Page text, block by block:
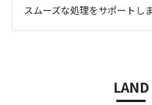
スムーズな処理をサポートしま
LAND